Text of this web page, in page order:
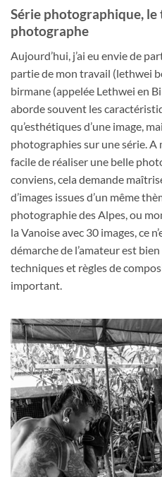
Série photographique, le
photographe
Aujourd’hui, j’ai eu envie de
partie de mon travail (lethwei
birmane (appelée Lethwei en
aborde souvent les
qu’esthétiques d’une image,
photographies sur une série. A
facile de réaliser une belle
conviens, cela demande
d’images issues d’un même
photographie des Alpes, ou
la Vanoise avec 30 images, ce
démarche de l’amateur est
techniques et règles de
important.